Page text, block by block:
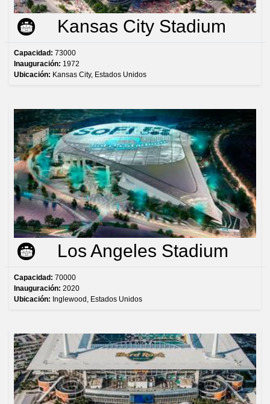
Kansas City Stadium
Capacidad: 73000
Inauguración: 1972
Ubicación: Kansas City, Estados Unidos
Los Angeles Stadium
Capacidad: 70000
Inauguración: 2020
Ubicación: Inglewood, Estados Unidos